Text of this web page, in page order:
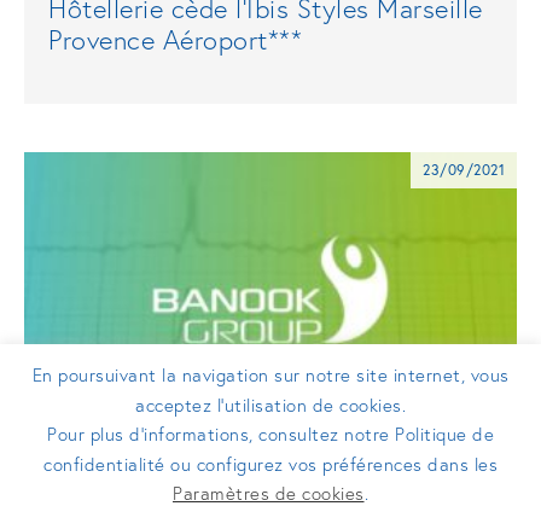
Hôtellerie cède l’Ibis Styles Marseille
Provence Aéroport***
23/09/2021
COMMUNIQUÉS DE PRESSE
En poursuivant la navigation sur notre site internet, vous
acceptez l’utilisation de cookies.
Pour plus d’informations, consultez notre Politique de
confidentialité ou configurez vos préférences dans les
Paramètres de cookies.